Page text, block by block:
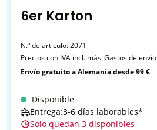
6er Karton
N.º de artículo:2071
Precios con IVA incl. más Gastos de envío
Envío gratuito a Alemania desde 99 €
Disponible
Entrega:3-6 días laborables*
Solo quedan 3 disponibles